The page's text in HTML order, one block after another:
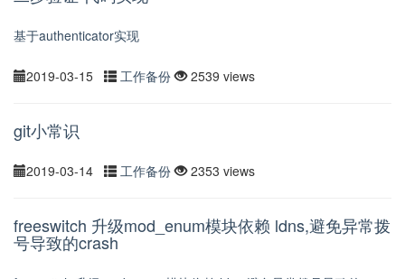
基于authenticator实现
2019-03-15 工作备份 2539 views
git小常识
2019-03-14 工作备份 2353 views
freeswitch 升级mod_enum模块依赖 ldns,避免异常拨
号导致的crash